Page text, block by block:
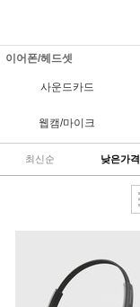
이어폰/헤드셋
사운드카드
웹캠/마이크
최신순 낮은가격